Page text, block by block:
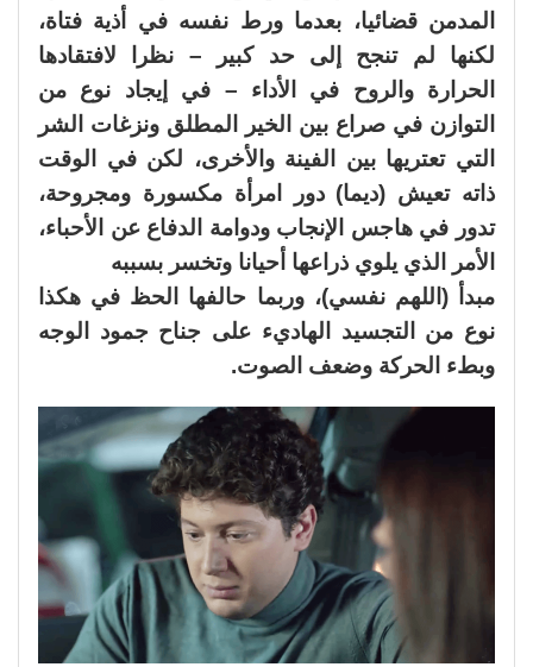
المدمن قضائيا، بعدما ورط نفسه في أذية فتاة،
لكنها لم تنجح إلى حد كبير – نظرا لافتقادها
الحرارة والروح في الأداء – في إيجاد نوع من
التوازن في صراع بين الخير المطلق ونزغات الشر
التي تعتريها بين الفينة والأخرى، لكن في الوقت
ذاته تعيش (ديما) دور امرأة مكسورة ومجروحة،
تدور في هاجس الإنجاب ودوامة الدفاع عن الأحباء،
الأمر الذي يلوي ذراعها أحيانا وتخسر بسببه
مبدأ (اللهم نفسي)، وربما حالفها الحظ في هكذا
نوع من التجسيد الهاديء على جناح جمود الوجه
وبطء الحركة وضعف الصوت.